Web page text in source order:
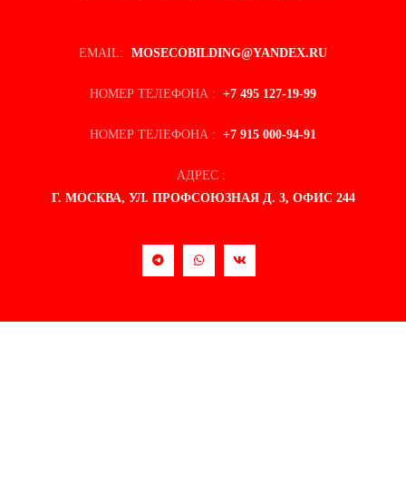
EMAIL: MOSECOBILDING@YANDEX.RU
НОМЕР ТЕЛЕФОНА : +7 495 127-19-99
НОМЕР ТЕЛЕФОНА : +7 915 000-94-91
АДРЕС :
Г. МОСКВА, УЛ. ПРОФСОЮЗНАЯ Д. 3, ОФИС 244